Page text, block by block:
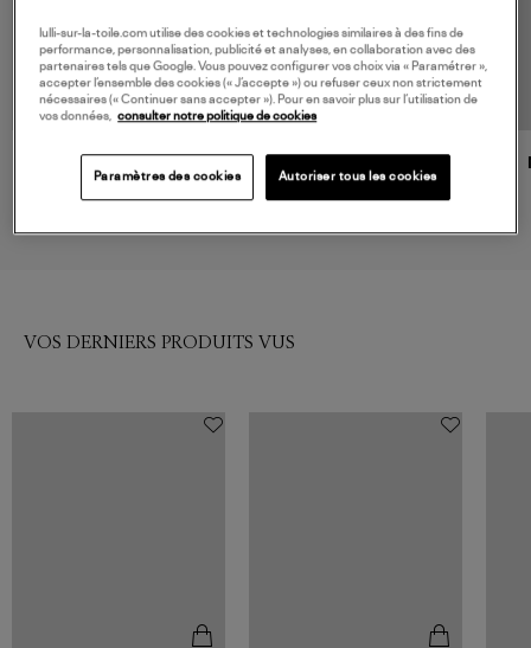
450,00 €
Top Lorna White
350,00 €
Top Brany White
VOS DERNIERS PRODUITS VUS
lulli-sur-la-toile.com utilise des cookies et technologies similaires à des fins de
performance, personnalisation, publicité et analyses, en collaboration avec des
partenaires tels que Google. Vous pouvez configurer vos choix via « Paramétrer »,
accepter l’ensemble des cookies (« J’accepte ») ou refuser ceux non strictement
nécessaires (« Continuer sans accepter »). Pour en savoir plus sur l’utilisation de
vos données, consulter notre politique de cookies
Paramètres des cookies Autoriser tous les cookies